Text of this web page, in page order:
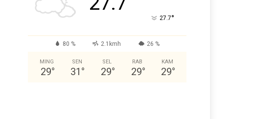
27.7°
80 % 2.1kmh 26 %
MING
29°
SEN
31 °
SEL
29°
RAB
29°
KAM
29°